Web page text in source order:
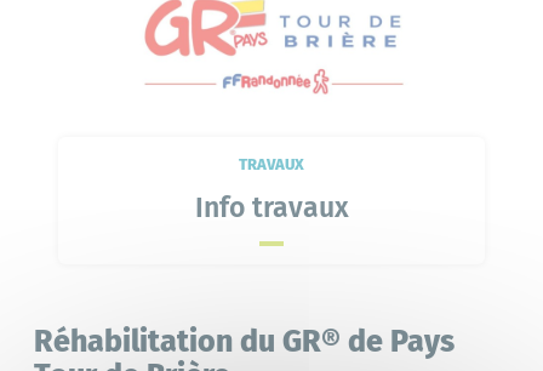
TRAVAUX
Info travaux
Réhabilitation du GR® de Pays